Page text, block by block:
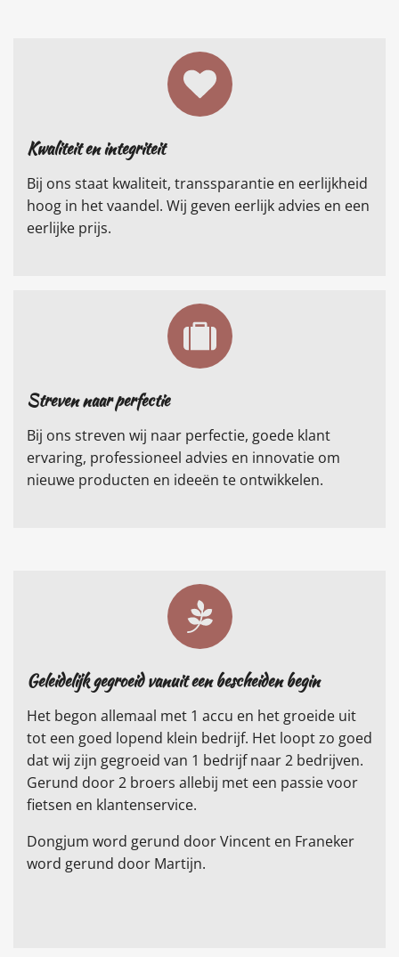
Kwaliteit en integriteit
Bij ons staat kwaliteit, transsparantie en eerlijkheid
hoog in het vaandel. Wij geven eerlijk advies en een
eerlijke prijs.
Streven naar perfectie
Bij ons streven wij naar perfectie, goede klant
ervaring, professioneel advies en innovatie om
nieuwe producten en ideeën te ontwikkelen.
Geleidelijk gegroeid vanuit een bescheiden begin
Het begon allemaal met 1 accu en het groeide uit
tot een goed lopend klein bedrijf. Het loopt zo goed
dat wij zijn gegroeid van 1 bedrijf naar 2 bedrijven.
Gerund door 2 broers allebij met een passie voor
fietsen en klantenservice.
Dongjum word gerund door Vincent en Franeker
word gerund door Martijn.